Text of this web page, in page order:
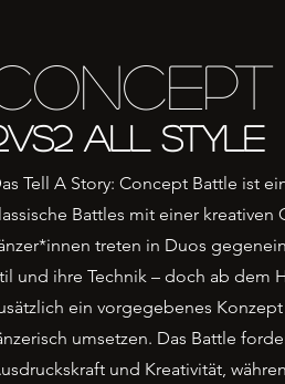
all style
Tell A Story: Concept Battle ist
Battles mit einer kreativen
treten in Duos
und ihre Technik – doch ab dem
ein vorgegebenes
umsetzen. Das Battle
und Kreativität,